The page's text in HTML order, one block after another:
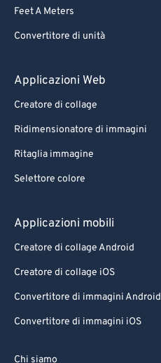
Feet A Meters
Convertitore di unità
Applicazioni Web
Creatore di collage
Ridimensionatore di immagini
Ritaglia immagine
Selettore colore
Applicazioni mobili
Creatore di collage Android
Creatore di collage iOS
Convertitore di immagini Android
Convertitore di immagini iOS
Chi siamo